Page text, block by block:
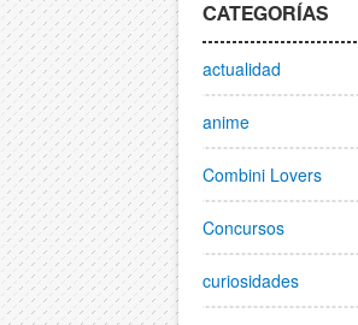
CATEGORÍAS
actualidad
anime
Combini Lovers
Concursos
curiosidades